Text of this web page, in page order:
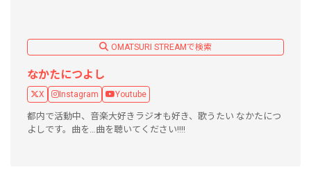
OMATSURI STREAMで検索
なかたにつよし
X Instagram Youtube
都内で活動中、音楽大好きラジオも好き、歌うたい なかたにつ
よしです。曲を…曲を聴いてください!!!!